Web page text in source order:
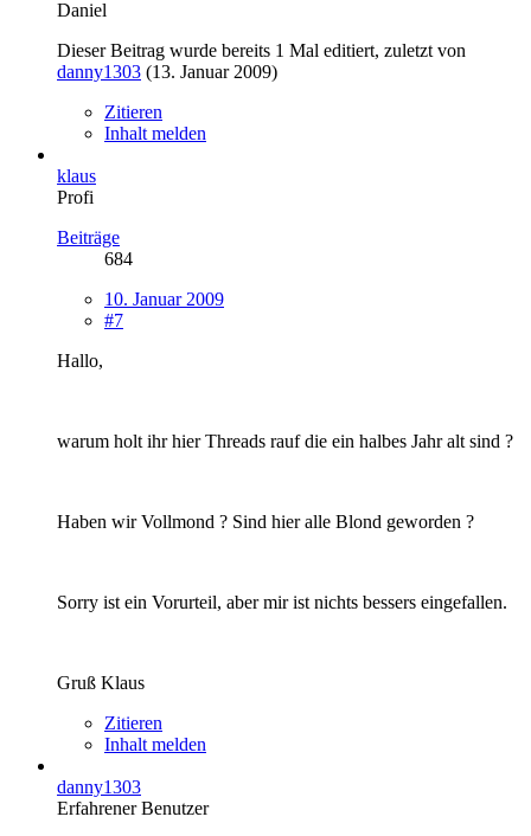
Daniel
Dieser Beitrag wurde bereits 1 Mal editiert, zuletzt von
danny1303 (13. Januar 2009)
Zitieren
Inhalt melden
klaus
Profi
Beiträge
684
10. Januar 2009
#7
Hallo,
warum holt ihr hier Threads rauf die ein halbes Jahr alt sind ?
Haben wir Vollmond ? Sind hier alle Blond geworden ?
Sorry ist ein Vorurteil, aber mir ist nichts bessers eingefallen.
Gruß Klaus
Zitieren
Inhalt melden
danny1303
Erfahrener Benutzer